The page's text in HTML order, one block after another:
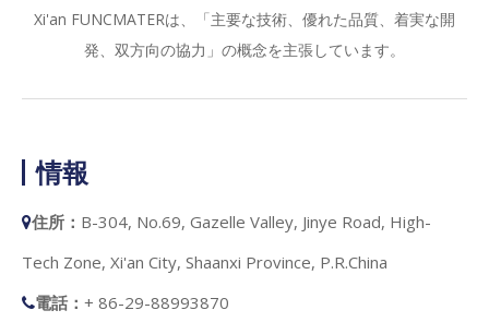
Xi'an FUNCMATERは、「主要な技術、優れた品質、着実な開
発、双方向の協力」の概念を主張しています。
情報
住所： B-304, No.69, Gazelle Valley, Jinye Road, High-
Tech Zone, Xi'an City, Shaanxi Province, P.R.China
電話： + 86-29-88993870